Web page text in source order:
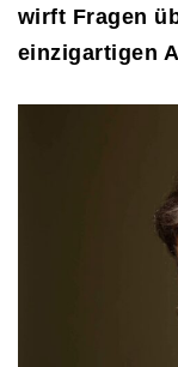
wirft Fragen
einzigartigen